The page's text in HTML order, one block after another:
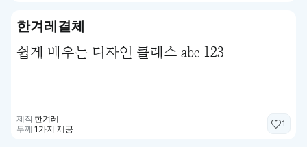
한겨레결체
쉽게 배우는 디자인 클래스 abc 123
제작 한겨레
두께 1가지 제공
1